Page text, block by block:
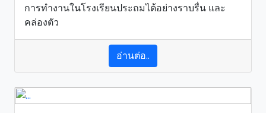
การทำงานในโรงเรียนประถมได้อย่างราบรื่น และ
คล่องตัว
อ่านต่อ..